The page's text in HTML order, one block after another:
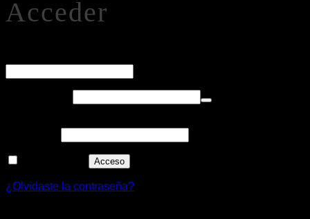
Acceder
Acceso
¿Olvidaste la contraseña?